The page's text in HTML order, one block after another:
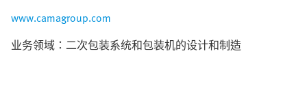
www.camagroup.com
业务领域：二次包装系统和包装机的设计和制造